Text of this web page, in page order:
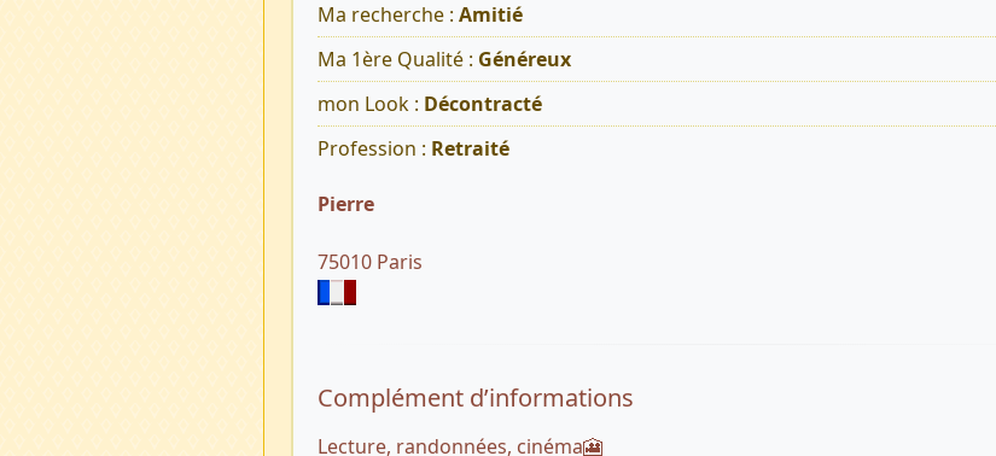
Ma recherche : Amitié
Ma 1ère Qualité : Généreux
mon Look : Décontracté
Profession : Retraité
Pierre
75010 Paris
Complément d’informations
Lecture, randonnées, cinéma🎦